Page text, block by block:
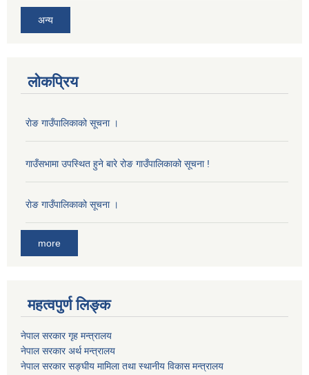
अन्य
लोकप्रिय
राेङ गाउँपालिकाको सूचना ।
गाउँसभामा उपस्थित हुने बारे रोङ गाउँपालिकाको सूचना !
राेङ गाउँपालिकाको सूचना ।
more
महत्वपुर्ण लिङ्क
नेपाल सरकार गृह मन्त्रालय
नेपाल सरकार अर्थ मन्त्रालय
नेपाल सरकार सङ्घीय मामिला तथा स्थानीय विकास मन्त्रालय